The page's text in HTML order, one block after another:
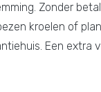
Zonder
kroelen of
Een extra